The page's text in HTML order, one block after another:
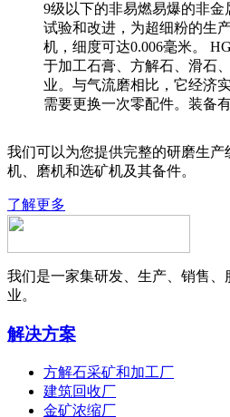
9级以下的非易燃易爆的非
试验和改进，为超细粉的生
机，细度可达0.006毫米。
于加工石膏、方解石、滑石
业。与气流磨相比，它经济
需要更换一次零配件。装备
我们可以为您提供完整的研磨生
机、磨机和选矿机及其备件。
了解更多
我们是一家集研发、生产、销售
业。
解决方案
方解石采矿和加工厂
建筑回收厂
金矿浓缩厂